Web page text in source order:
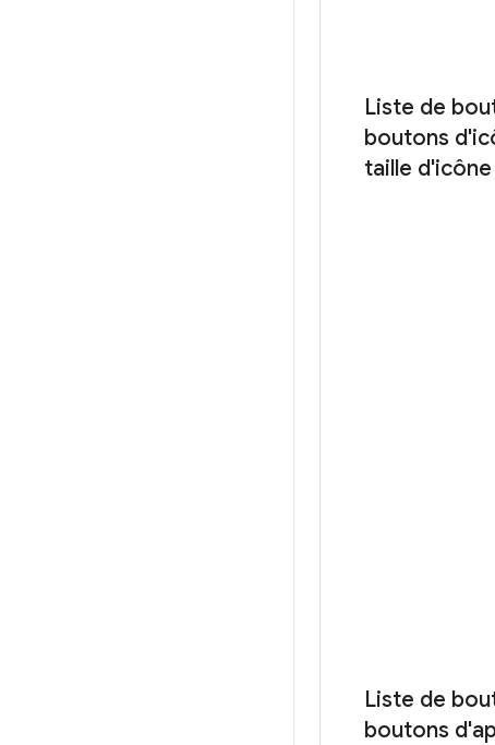
Liste de
boutons
taille
Liste de
boutons